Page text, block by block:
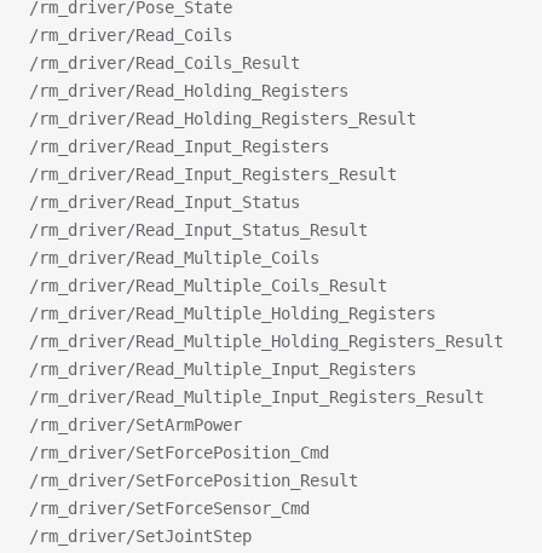
/rm_driver/Pose_State
/rm_driver/Read_Coils
/rm_driver/Read_Coils_Result
/rm_driver/Read_Holding_Registers
/rm_driver/Read_Holding_Registers_Result
/rm_driver/Read_Input_Registers
/rm_driver/Read_Input_Registers_Result
/rm_driver/Read_Input_Status
/rm_driver/Read_Input_Status_Result
/rm_driver/Read_Multiple_Coils
/rm_driver/Read_Multiple_Coils_Result
/rm_driver/Read_Multiple_Holding_Registers
/rm_driver/Read_Multiple_Holding_Registers_Result
/rm_driver/Read_Multiple_Input_Registers
/rm_driver/Read_Multiple_Input_Registers_Result
/rm_driver/SetArmPower
/rm_driver/SetForcePosition_Cmd
/rm_driver/SetForcePosition_Result
/rm_driver/SetForceSensor_Cmd
/rm_driver/SetJointStep